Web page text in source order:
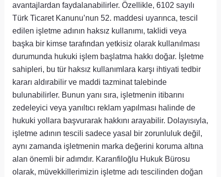
avantajlardan faydalanabilirler. Özellikle, 6102 sayılı
Türk Ticaret Kanunu’nun 52. maddesi uyarınca, tescil
edilen işletme adının haksız kullanımı, taklidi veya
başka bir kimse tarafından yetkisiz olarak kullanılması
durumunda hukuki işlem başlatma hakkı doğar. İşletme
sahipleri, bu tür haksız kullanımlara karşı ihtiyati tedbir
kararı aldırabilir ve maddi tazminat talebinde
bulunabilirler. Bunun yanı sıra, işletmenin itibarını
zedeleyici veya yanıltıcı reklam yapılması halinde de
hukuki yollara başvurarak hakkını arayabilir. Dolayısıyla,
işletme adının tescili sadece yasal bir zorunluluk değil,
aynı zamanda işletmenin marka değerini koruma altına
alan önemli bir adımdır. Karanfiloğlu Hukuk Bürosu
olarak, müvekkillerimizin işletme adı tescilinden doğan